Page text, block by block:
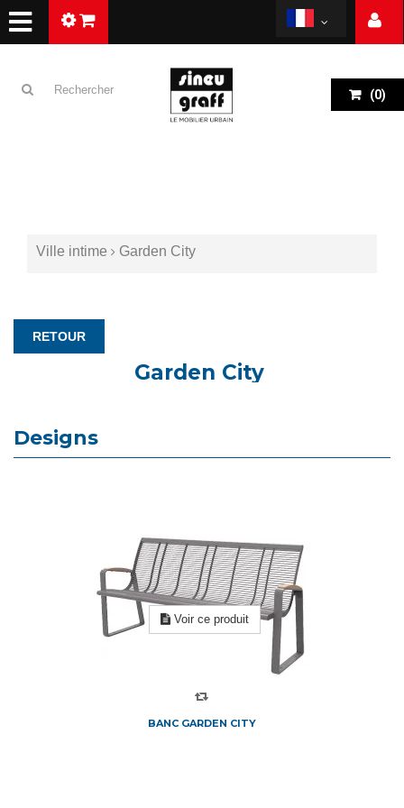
(0)
Ville intime Garden City
RETOUR
Garden City
Designs
Voir ce produit
BANC GARDEN CITY